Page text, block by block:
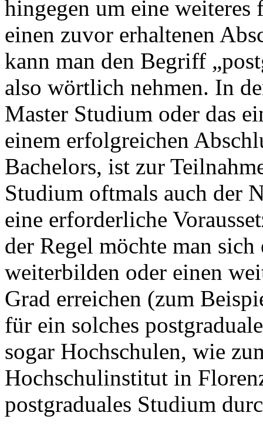
hingegen um eine weiteres
einen zuvor erhaltenen
kann man den Begriff
also wörtlich nehmen. In
Master Studium oder das
einem erfolgreichen
Bachelors, ist zur
Studium oftmals auch der
eine erforderliche
der Regel möchte man
weiterbilden oder einen
Grad erreichen (zum
für ein solches
sogar Hochschulen, wie
Hochschulinstitut in
postgraduales Studium